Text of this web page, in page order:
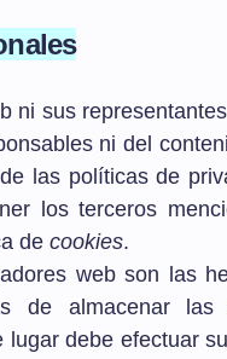
ni sus
ni del
las políticas de
los terceros
de cookies.
web son las
de almacenar
lugar debe efectuar